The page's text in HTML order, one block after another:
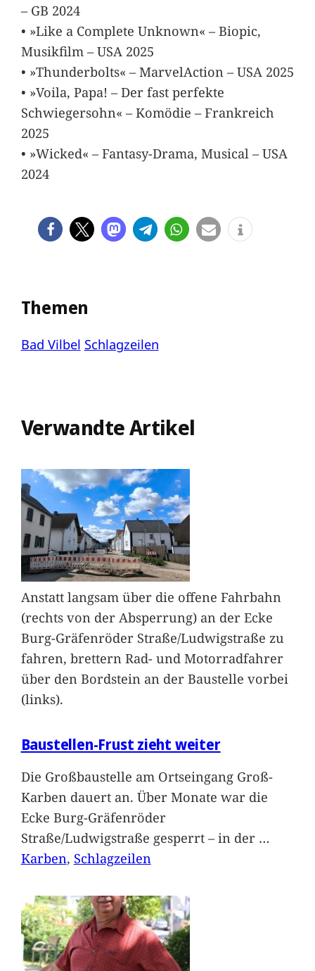
– GB 2024
• »Like a Complete Unknown« – Biopic,
Musikfilm – USA 2025
• »Thunderbolts« – MarvelAction – USA 2025
• »Voila, Papa! – Der fast perfekte
Schwiegersohn« – Komödie – Frankreich
2025
• »Wicked« – Fantasy-Drama, Musical – USA
2024
Themen
Bad Vilbel Schlagzeilen
Verwandte Artikel
Anstatt langsam über die offene Fahrbahn
(rechts von der Absperrung) an der Ecke
Burg-Gräfenröder Straße/Ludwigstraße zu
fahren, brettern Rad- und Motorradfahrer
über den Bordstein an der Baustelle vorbei
(links).
Baustellen-Frust zieht weiter
Die Großbaustelle am Ortseingang Groß-
Karben dauert an. Über Monate war die
Ecke Burg-Gräfenröder
Straße/Ludwigstraße gesperrt – in der …
Karben, Schlagzeilen